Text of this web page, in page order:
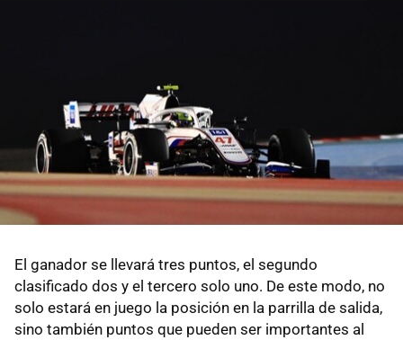
El ganador se llevará tres puntos, el segundo
clasificado dos y el tercero solo uno. De este modo, no
solo estará en juego la posición en la parrilla de salida,
sino también puntos que pueden ser importantes al